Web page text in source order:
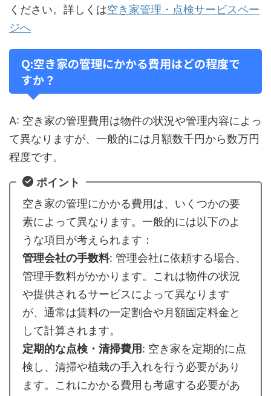
ください。詳しくは空き家管理・点検サービスペー
ジへ
Q:空き家の管理にかかる費用はどの程度で
すか？
A: 空き家の管理費用は物件の状況や管理内容によっ
て異なりますが、一般的には月額数千円から数万円
程度です。
ポイント
空き家の管理にかかる費用は、いくつかの要
素によって異なります。一般的には以下のよ
うな項目が考えられます：
管理会社の手数料: 管理会社に依頼する場合、
管理手数料がかかります。これは物件の状況
や提供されるサービスによって異なります
が、通常は賃料の一定割合や月額固定料金と
して計算されます。
定期的な点検・清掃費用: 空き家を定期的に点
検し、清掃や植栽の手入れを行う必要があり
ます。これにかかる費用も考慮する必要があ